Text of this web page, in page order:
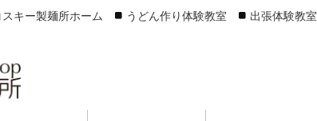
キー製麺所ホーム うどん作り体験教室 出張体験教室